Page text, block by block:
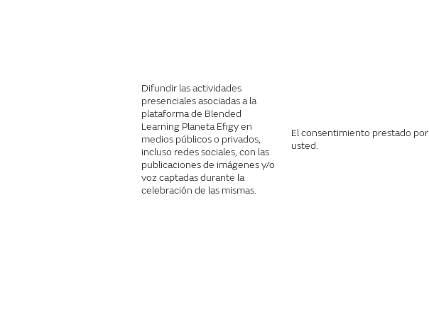
Difundir las actividades
presenciales asociadas a la
plataforma de Blended
Learning Planeta Efigy en
medios públicos o privados,
incluso redes sociales, con las
publicaciones de imágenes y/o
voz captadas durante la
celebración de las mismas.
El consentimiento prestado por
usted.